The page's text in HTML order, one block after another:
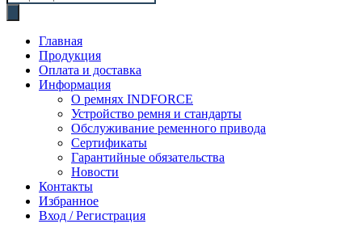
товаров
Главная
Продукция
Оплата и доставка
Информация
О ремнях INDFORCE
Устройство ремня и стандарты
Обслуживание ременного привода
Сертификаты
Гарантийные обязательства
Новости
Контакты
Избранное
Вход / Регистрация